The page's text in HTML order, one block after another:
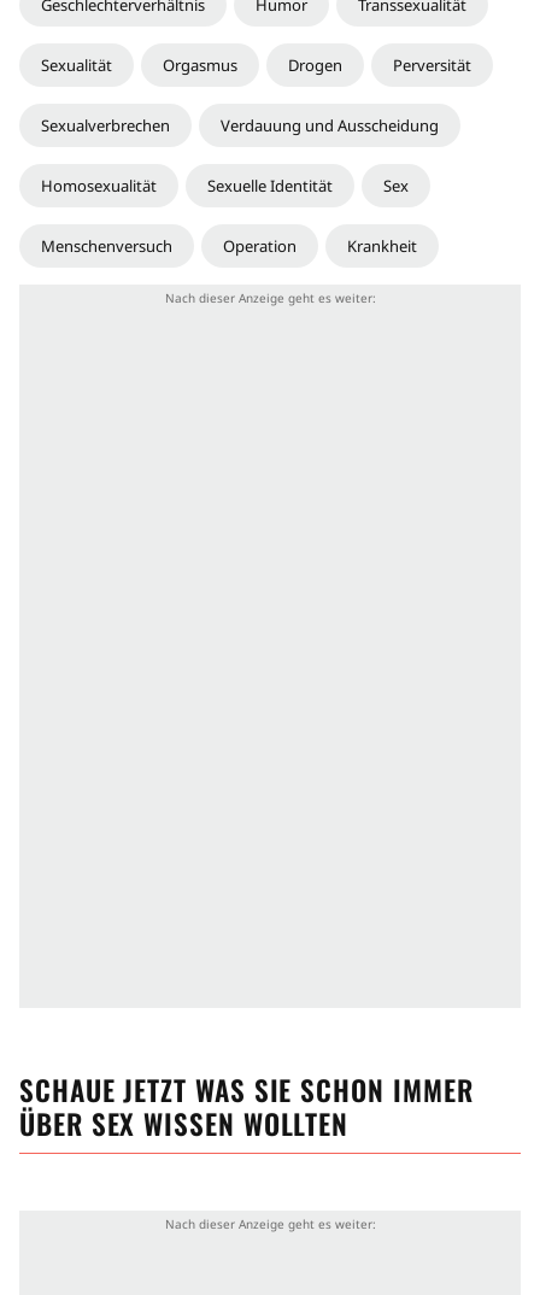
Geschlechterverhältnis Humor Transsexualität
Sexualität Orgasmus Drogen Perversität
Sexualverbrechen Verdauung und Ausscheidung
Homosexualität Sexuelle Identität Sex
Menschenversuch Operation Krankheit
SCHAUE JETZT WAS SIE SCHON IMMER
ÜBER SEX WISSEN WOLLTEN